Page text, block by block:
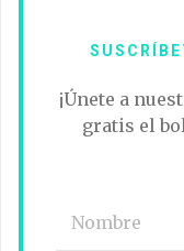
¡Únete a
gratis el